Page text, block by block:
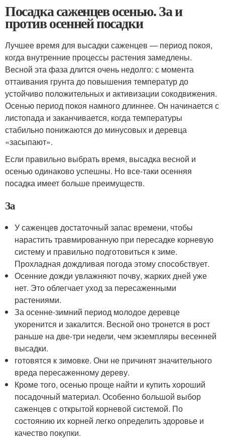
Посадка саженцев осенью. За и
против осенней посадки
Лучшее время для высадки саженцев — период покоя,
когда внутренние процессы растения замедлены.
Весной эта фаза длится очень недолго: с момента
оттаивания грунта до повышения температур до
устойчиво положительных и активизации сокодвижения.
Осенью период покоя намного длиннее. Он начинается с
листопада и заканчивается, когда температуры
стабильно понижаются до минусовых и деревца
«засыпают».
Если правильно выбрать время, высадка весной и
осенью одинаково успешны. Но все-таки осенняя
посадка имеет больше преимуществ.
За
У саженцев достаточный запас времени, чтобы
нарастить травмированную при пересадке корневую
систему и правильно подготовиться к зиме.
Прохладная дождливая погода этому способствует.
Осенние дожди увлажняют почву, жарких дней уже
нет. Это облегчает уход за пересаженными
растениями.
За осенне-зимний период молодое деревце
укоренится и закалится. Весной оно тронется в рост
раньше на две-три недели, чем экземпляры весенней
высадки.
готовятся к зимовке. Они не причинят значительного
вреда пересаженному дереву.
Кроме того, осенью проще найти и купить хороший
посадочный материал. Особенно большой выбор
саженцев с открытой корневой системой. По
состоянию их корней легко определить здоровье и
качество покупки.